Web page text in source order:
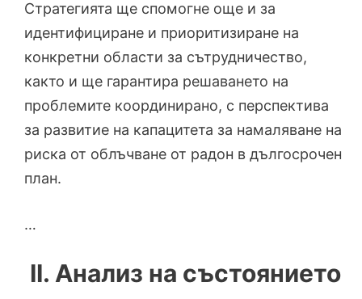
Стратегията ще спомогне още и за
идентифициране и приоритизиране на
конкретни области за сътрудничество,
както и ще гарантира решаването на
проблемите координирано, с перспектива
за развитие на капацитета за намаляване на
риска от облъчване от радон в дългосрочен
план.
…
II. Анализ на състоянието